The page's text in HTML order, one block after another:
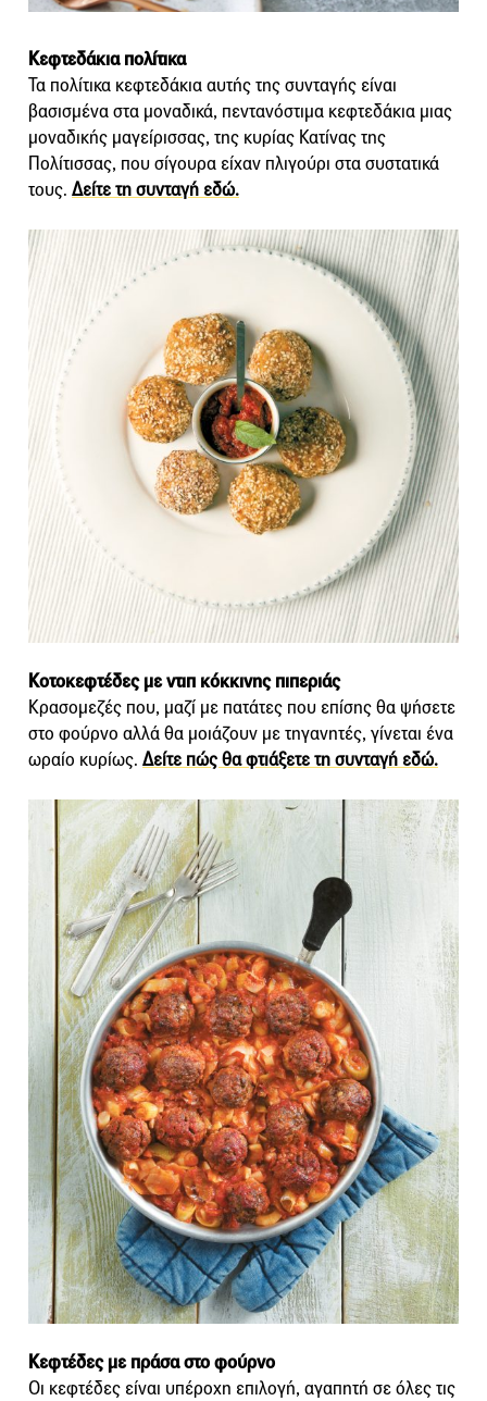
Κεφτεδάκια πολίτικα
Τα πολίτικα κεφτεδάκια αυτής της συνταγής είναι
βασισμένα στα μοναδικά, πεντανόστιμα κεφτεδάκια μιας
μοναδικής μαγείρισσας, της κυρίας Κατίνας της
Πολίτισσας, που σίγουρα είχαν πλιγούρι στα συστατικά
τους. Δείτε τη συνταγή εδώ.
Κοτοκεφτέδες με ντιπ κόκκινης πιπεριάς
Κρασομεζές που, μαζί με πατάτες που επίσης θα ψήσετε
στο φούρνο αλλά θα μοιάζουν με τηγανητές, γίνεται ένα
ωραίο κυρίως. Δείτε πώς θα φτιάξετε τη συνταγή εδώ.
Κεφτέδες με πράσα στο φούρνο
Οι κεφτέδες είναι υπέροχη επιλογή, αγαπητή σε όλες τις